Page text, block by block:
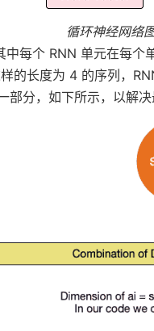
循环神经网络
每个 RNN 单元在每
的长度为 4 的序列，
分，如下所示，以解决